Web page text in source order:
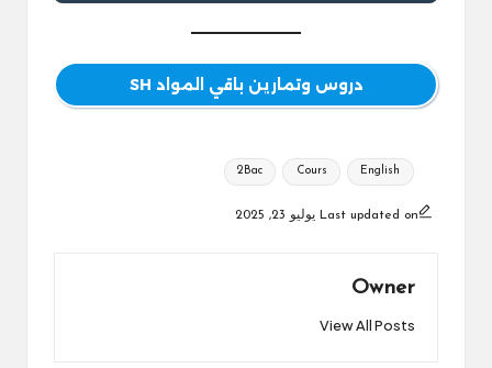
دروس وتمارين باقي المواد SH
Tags:
2Bac Cours English
Last updated on يوليو 23, 2025
Owner
View All Posts